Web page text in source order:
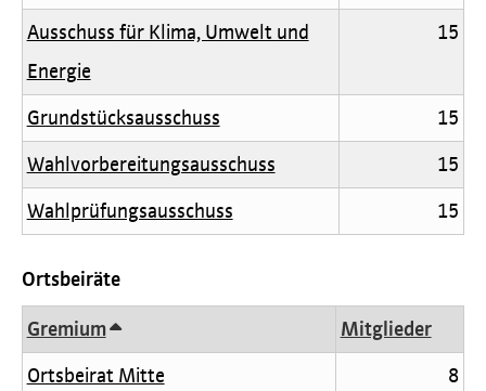
Ausschuss für Klima, Umwelt und
Energie
15
Grundstücksausschuss
15
Wahlvorbereitungsausschuss
15
Wahlprüfungsausschuss
15
Ortsbeiräte
Gremium
Mitglieder
Ortsbeirat Mitte
8